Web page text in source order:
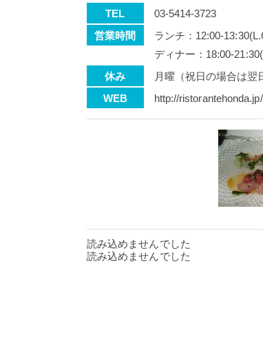
TEL
03-5414-3723
営業時間
ランチ：12:00-
ディナー：18:00-
休み
月曜（祝日の場合は翌
WEB
http://
読み込めませんでした
読み込めませんでした